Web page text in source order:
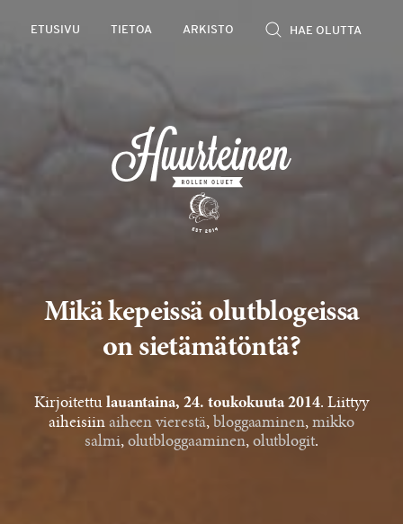
ETUSIVU TIETOA ARKISTO
Mikä kepeissä olutblogeissa
on sietämätöntä?
Kirjoitettu lauantaina, 24. toukokuuta 2014. Liittyy
aiheisiin aiheen vierestä, bloggaaminen,mikko
salmi, olutbloggaaminen, olutblogit.